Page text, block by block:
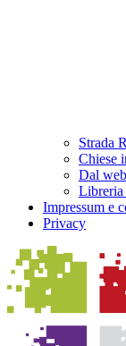
Strada
Chiese
Dal web
Impressum e
Privacy